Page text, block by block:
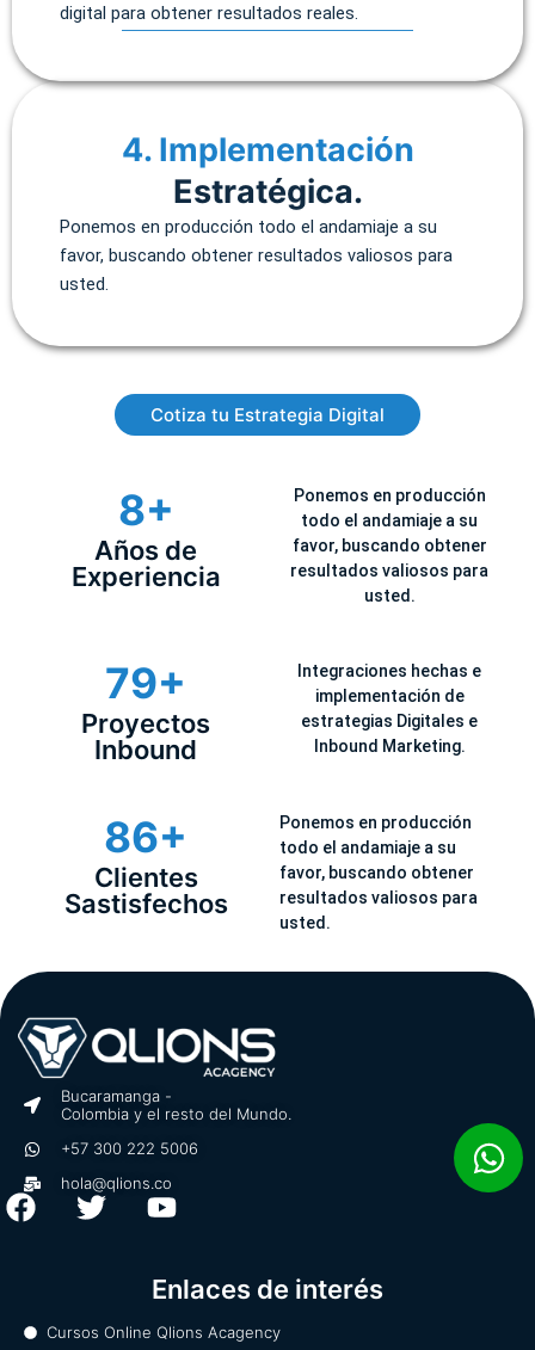
digital para obtener resultados reales.
4. Implementación
Estratégica.
Ponemos en producción todo el andamiaje a su
favor, buscando obtener resultados valiosos para
usted.
Cotiza tu Estrategia Digital​
8+
Años de
Experiencia
Ponemos en producción
todo el andamiaje a su
favor, buscando obtener
resultados valiosos para
usted.
79+
Proyectos
Inbound
Integraciones hechas e
implementación de
estrategias Digitales e
Inbound Marketing.
86+
Clientes
Sastisfechos
Ponemos en producción
todo el andamiaje a su
favor, buscando obtener
resultados valiosos para
usted.
Bucaramanga -
Colombia y el resto del Mundo.
+57 300 222 5006
hola@qlions.co
F
b
T
t
Y
t
u
Enlaces de interés
Cursos Online Qlions Acagency